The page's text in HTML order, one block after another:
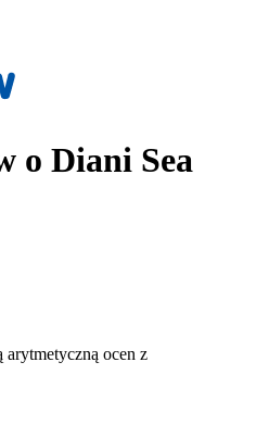
o Diani Sea
arytmetyczną ocen z